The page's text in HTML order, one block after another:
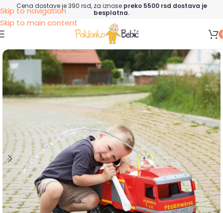
Skip to navigation
Skip to main content
Cena dostave je 390 rsd, za iznose preko 5500 rsd dostava je
besplatna.